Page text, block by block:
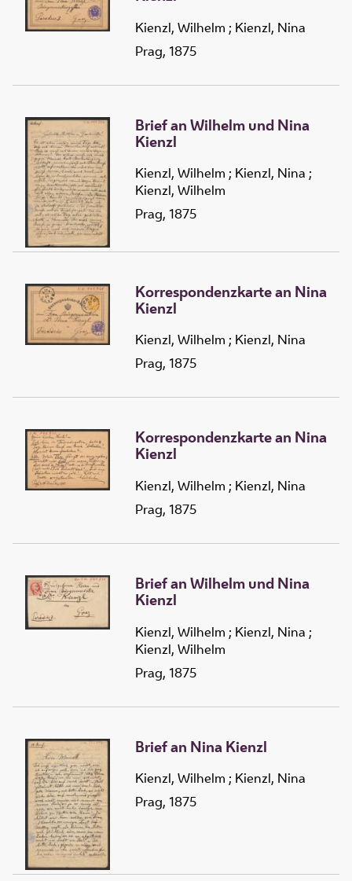
Kienzl, Wilhelm ; Kienzl, Nina
Prag, 1875
Brief an Wilhelm und Nina
Kienzl
Kienzl, Wilhelm ; Kienzl, Nina ;
Kienzl, Wilhelm
Prag, 1875
Korrespondenzkarte an Nina
Kienzl
Kienzl, Wilhelm ; Kienzl, Nina
Prag, 1875
Korrespondenzkarte an Nina
Kienzl
Kienzl, Wilhelm ; Kienzl, Nina
Prag, 1875
Brief an Wilhelm und Nina
Kienzl
Kienzl, Wilhelm ; Kienzl, Nina ;
Kienzl, Wilhelm
Prag, 1875
Brief an Nina Kienzl
Kienzl, Wilhelm ; Kienzl, Nina
Prag, 1875